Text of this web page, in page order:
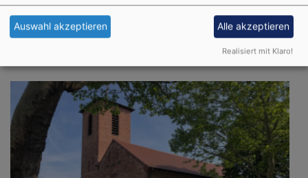
So, 23.8. 10:15 Uhr
Gottesdienst, K. Scheibler
Auswahl akzeptieren Alle akzeptieren
Realisiert mit Klaro!